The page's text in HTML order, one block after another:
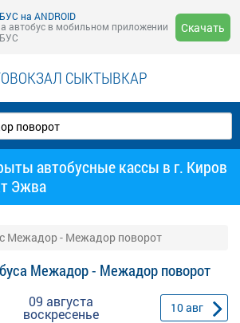
на ANDROID
автобус в мобильном приложении
Скачать
СЫКТЫВКАР
автобусные кассы в г. Киров
Эжва
Межадор - Межадор поворот
Межадор - Межадор поворот
09 августа
воскресенье 10авг